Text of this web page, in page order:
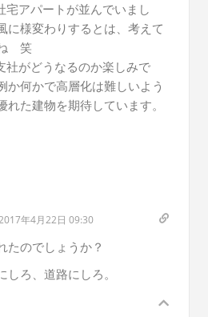
宅アパートが並んでいまし
に様変わりするとは、考えて
笑
社がどうなるのか楽しみで
か何かで高層化は難しいよう
た建物を期待しています。
年4月22日 09:30
たのでしょうか？
ろ、道路にしろ。